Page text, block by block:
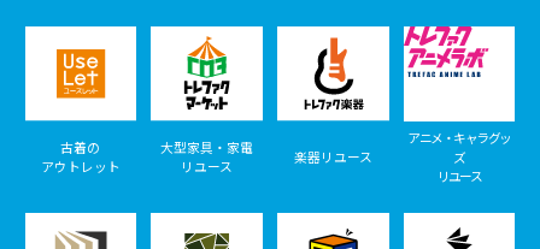
古着の
アウトレット
大型家具・家電
リユース
楽器リユース
アニメ・キャラグッ
ズ
リユース